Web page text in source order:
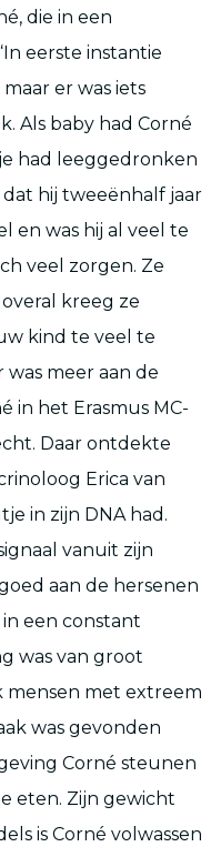
die in een
eerste instantie
er was iets
Als baby had Corné
had leeggedronken
hij tweeënhalf jaar
en was hij al veel te
veel zorgen. Ze
kreeg ze
kind te veel te
was meer aan de
in het Erasmus MC-
Daar ontdekte
Erica van
in zijn DNA had.
vanuit zijn
aan de hersenen
een constant
was van groot
mensen met extreem
was gevonden
Corné steunen
eten. Zijn gewicht
is Corné volwassen